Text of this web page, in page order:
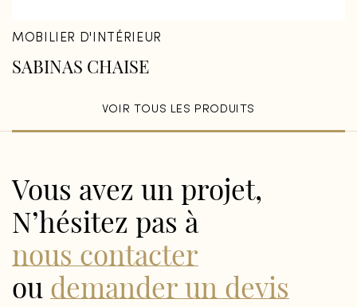
MOBILIER D'INTÉRIEUR
SABINAS CHAISE
VOIR TOUS LES PRODUITS
Vous avez un projet,
N’hésitez pas à
nous contacter
ou demander un devis